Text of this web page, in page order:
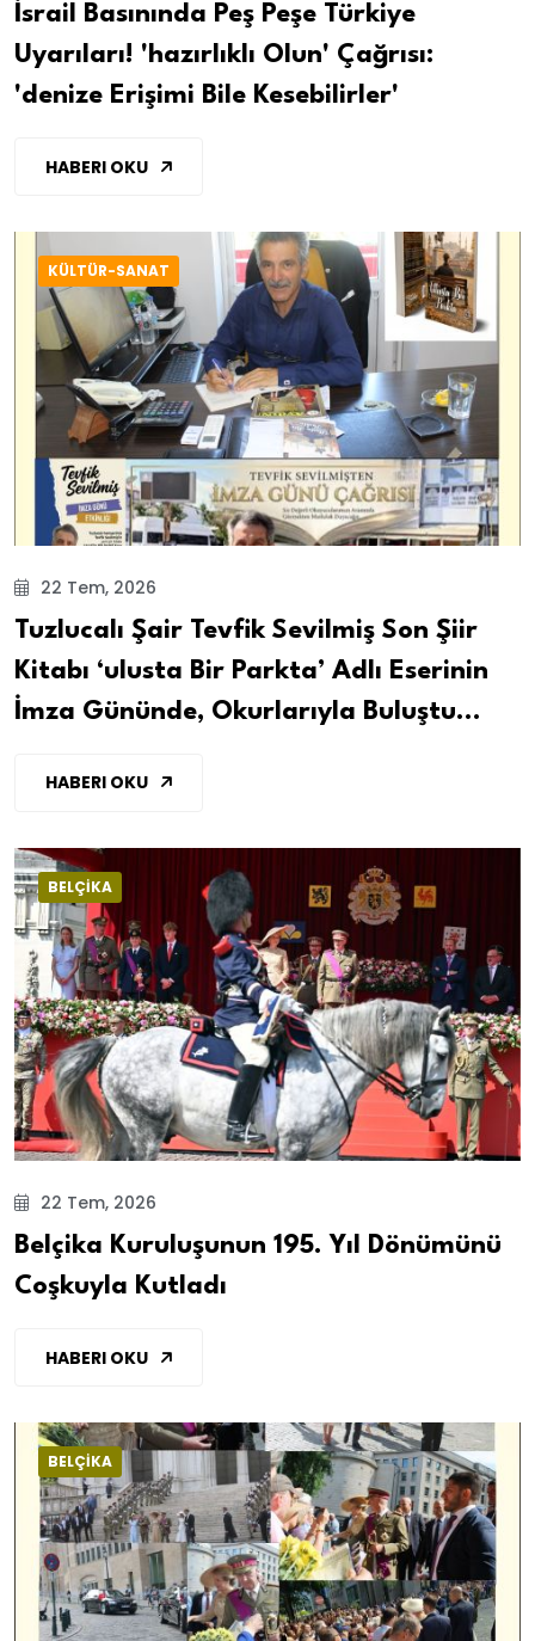
İsrail Basınında Peş Peşe Türkiye
Uyarıları! 'hazırlıklı Olun' Çağrısı:
'denize Erişimi Bile Kesebilirler'
HABERI OKU
KÜLTÜR-SANAT
22 Tem, 2026
Tuzlucalı Şair Tevfik Sevilmiş Son Şiir
Kitabı ‘ulusta Bir Parkta’ Adlı Eserinin
İmza Gününde, Okurlarıyla Buluştu...
HABERI OKU
BELÇİKA
22 Tem, 2026
Belçika Kuruluşunun 195. Yıl Dönümünü
Coşkuyla Kutladı
HABERI OKU
BELÇİKA